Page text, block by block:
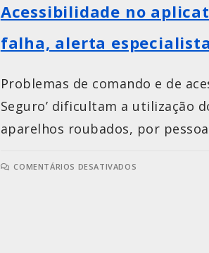
Acessibilidade no
falha, alerta especialista
Problemas de comando e de
Seguro’ dificultam a utilização
aparelhos roubados, por
COMENTÁRIOS DESATIVADOS